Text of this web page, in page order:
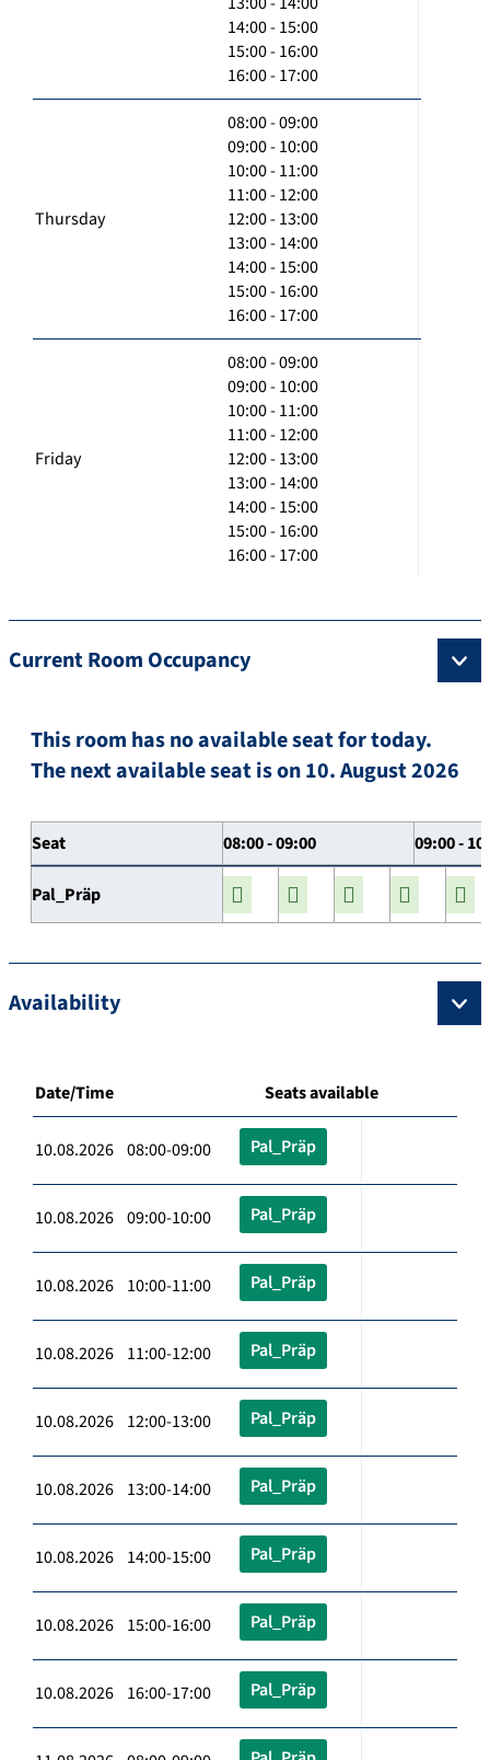
14:00 - 15:00
15:00 - 16:00
16:00 - 17:00
Thursday
08:00 - 09:00
09:00 - 10:00
10:00 - 11:00
11:00 - 12:00
12:00 - 13:00
13:00 - 14:00
14:00 - 15:00
15:00 - 16:00
16:00 - 17:00
Friday
08:00 - 09:00
09:00 - 10:00
10:00 - 11:00
11:00 - 12:00
12:00 - 13:00
13:00 - 14:00
14:00 - 15:00
15:00 - 16:00
16:00 - 17:00
Current Room Occupancy
This room has no available seat for today.
The next available seat is on 10. August 2026
Seat 08:00 - 09:00 09:00 -
Pal_Präp
Availability
Date/Time Seats available
10.08.2026 08:00-09:00 Pal_Präp
10.08.2026 09:00-10:00 Pal_Präp
10.08.2026 10:00-11:00 Pal_Präp
10.08.2026 11:00-12:00 Pal_Präp
10.08.2026 12:00-13:00 Pal_Präp
10.08.2026 13:00-14:00 Pal_Präp
10.08.2026 14:00-15:00 Pal_Präp
10.08.2026 15:00-16:00 Pal_Präp
10.08.2026 16:00-17:00 Pal_Präp